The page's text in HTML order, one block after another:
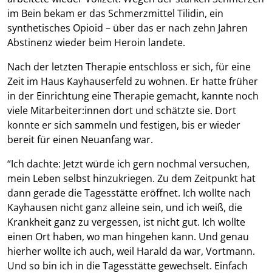
im Bein bekam er das Schmerzmittel Tilidin, ein
synthetisches Opioid – über das er nach zehn Jahren
Abstinenz wieder beim Heroin landete.
Nach der letzten Therapie entschloss er sich, für eine
Zeit im Haus Kayhauserfeld zu wohnen. Er hatte früher
in der Einrichtung eine Therapie gemacht, kannte noch
viele Mitarbeiter:innen dort und schätzte sie. Dort
konnte er sich sammeln und festigen, bis er wieder
bereit für einen Neuanfang war.
“Ich dachte: Jetzt würde ich gern nochmal versuchen,
mein Leben selbst hinzukriegen. Zu dem Zeitpunkt hat
dann gerade die Tagesstätte eröffnet. Ich wollte nach
Kayhausen nicht ganz alleine sein, und ich weiß, die
Krankheit ganz zu vergessen, ist nicht gut. Ich wollte
einen Ort haben, wo man hingehen kann. Und genau
hierher wollte ich auch, weil Harald da war, Vortmann.
Und so bin ich in die Tagesstätte gewechselt. Einfach